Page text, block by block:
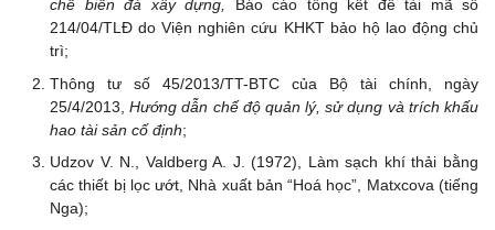
chế biến đá xây dựng,
Báo cáo tổng kết đề tài mã số
214/04/TLĐ do Viện nghiên cứu KHKT bảo hộ lao động chủ
trì;
Thông tư số 45/2013/TT-BTC của Bộ tài chính, ngày
25/4/2013,Hướng dẫn chế độ quản lý, sử dụng và trích khấu
hao tài sản cố định;
Udzov V. N., Valdberg A. J. (1972), Làm sạch khí thải bằng
các thiết bị lọc ướt, Nhà xuất bản “Hoá học”, Matxcova (tiếng
Nga);